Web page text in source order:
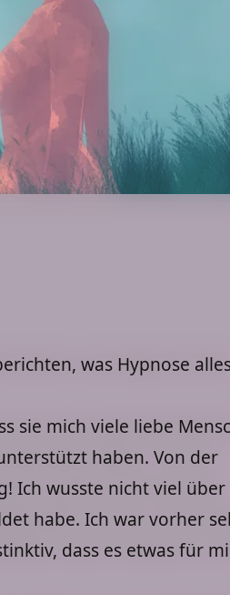
was Hypnose
sie mich viele liebe
haben. Von der
Ich wusste nicht viel über
habe. Ich war vorher
dass es etwas für